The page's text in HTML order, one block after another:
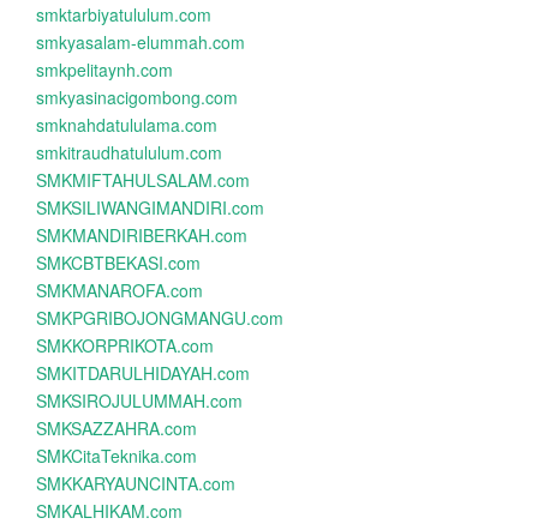
smktarbiyatululum.com
smkyasalam-elummah.com
smkpelitaynh.com
smkyasinacigombong.com
smknahdatululama.com
smkitraudhatululum.com
SMKMIFTAHULSALAM.com
SMKSILIWANGIMANDIRI.com
SMKMANDIRIBERKAH.com
SMKCBTBEKASI.com
SMKMANAROFA.com
SMKPGRIBOJONGMANGU.com
SMKKORPRIKOTA.com
SMKITDARULHIDAYAH.com
SMKSIROJULUMMAH.com
SMKSAZZAHRA.com
SMKCitaTeknika.com
SMKKARYAUNCINTA.com
SMKALHIKAM.com